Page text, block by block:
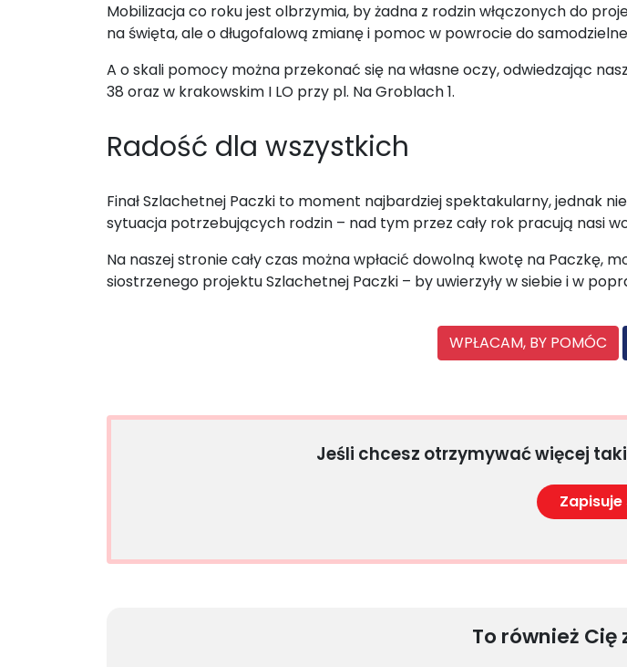
Mobilizacja co roku jest olbrzymia, by żadna z rodzin włączonych do
na święta, ale o długofalową zmianę i pomoc w powrocie do
A o skali pomocy można przekonać się na własne oczy, odwiedzając
38 oraz w krakowskim I LO przy pl. Na Groblach 1.
Radość dla wszystkich
Finał Szlachetnej Paczki to moment najbardziej spektakularny, jednak
sytuacja potrzebujących rodzin – nad tym przez cały rok pracują nasi
Na naszej stronie cały czas można wpłacić dowolną kwotę na Paczkę,
siostrzenego projektu Szlachetnej Paczki – by uwierzyły w siebie i w
WPŁACAM, BY POMÓC
Jeśli chcesz otrzymywać więcej
Zapisuje
To również